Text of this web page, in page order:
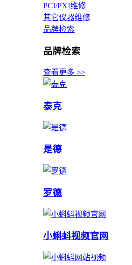
PCI/PXI维修
其它仪器维修
品牌检索
品牌检索
查看更多 >>
泰克
是德
罗德
小蝌蚪视频官网